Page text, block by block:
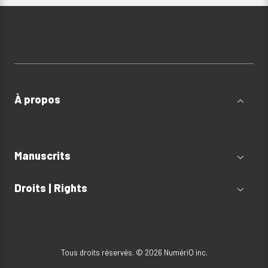
À propos
Manuscrits
Droits | Rights
Tous droits réservés. © 2026 NumériQ inc.